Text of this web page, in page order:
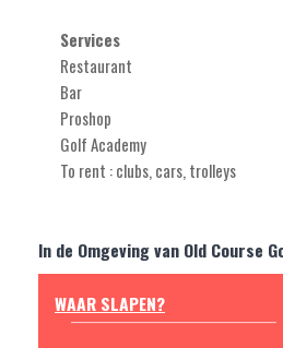
Services
Restaurant
Bar
Proshop
Golf Academy
To rent : clubs, cars, trolleys
In de Omgeving van Old Course
WAAR SLAPEN?